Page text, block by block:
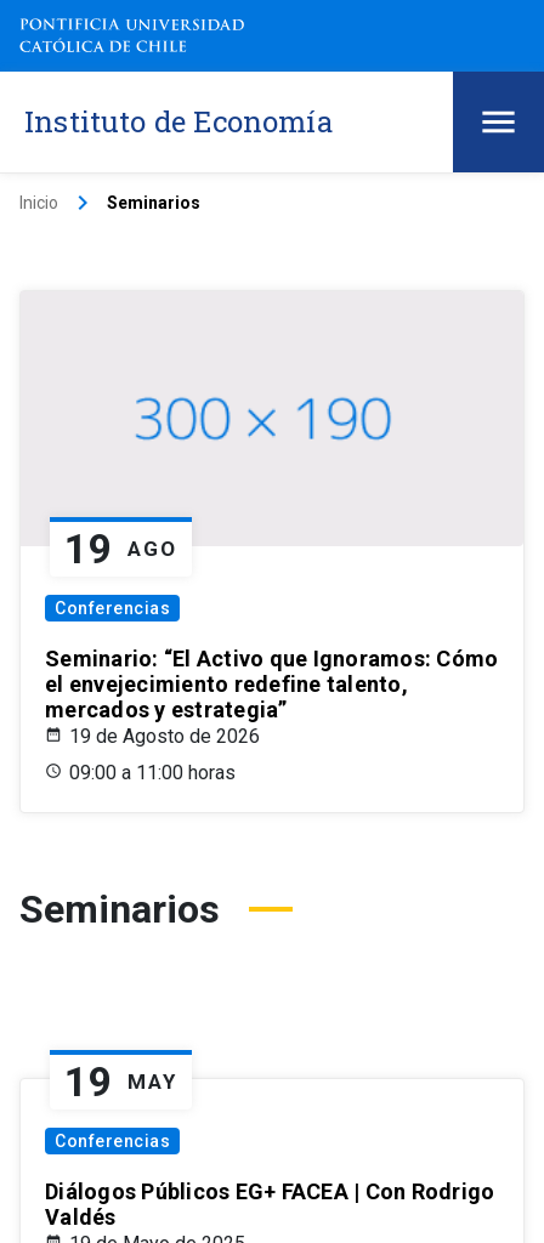
Instituto de Economía
Inicio keyboard_arrow_right Seminarios
19 AGO
Conferencias
Seminario: “El Activo que Ignoramos: Cómo
el envejecimiento redefine talento,
mercados y estrategia”
19 de Agosto de 2026
09:00 a 11:00 horas
Seminarios
19 MAY
Conferencias
Diálogos Públicos EG+ FACEA | Con Rodrigo
Valdés